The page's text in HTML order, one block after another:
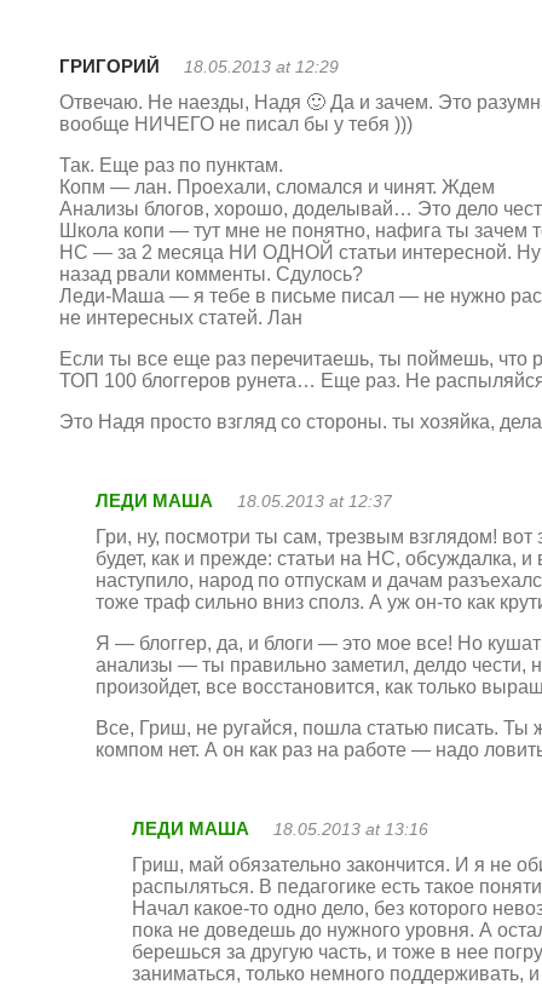
ГРИГОРИЙ 18.05.2013 at 12:29
Отвечаю. Не наезды, Надя 🙂 Да и зачем. Это
вообще НИЧЕГО не писал бы у тебя )))
Так. Еще раз по пунктам.
Копм — лан. Проехали, сломался и чинят. Ждем
Анализы блогов, хорошо, доделывай… Это дело
Школа копи — тут мне не понятно, нафига ты зачем
НС — за 2 месяца НИ ОДНОЙ статьи интересной. Ну
назад рвали комменты. Сдулось?
Леди-Маша — я тебе в письме писал — не нужно
не интересных статей. Лан
Если ты все еще раз перечитаешь, ты поймешь, что
ТОП 100 блоггеров рунета… Еще раз. Не
Это Надя просто взгляд со стороны. ты хозяйка,
ЛЕДИ МАША 18.05.2013 at 12:37
Гри, ну, посмотри ты сам, трезвым взглядом!
будет, как и прежде: статьи на НС, обсуждалка,
наступило, народ по отпускам и дачам
тоже траф сильно вниз сполз. А уж он-то как
Я — блоггер, да, и блоги — это мое все! Но
анализы — ты правильно заметил, делдо чести,
произойдет, все восстановится, как только
Все, Гриш, не ругайся, пошла статью писать. Ты
компом нет. А он как раз на работе — надо
ЛЕДИ МАША 18.05.2013 at 13:16
Гриш, май обязательно закончится. И я не
распыляться. В педагогике есть такое
Начал какое-то одно дело, без которого
пока не доведешь до нужного уровня. А
берешься за другую часть, и тоже в нее
заниматься, только немного поддерживать,